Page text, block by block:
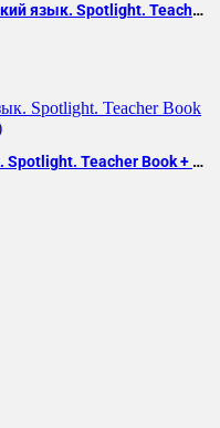
Н. Быкова, В. Эванс – Английский язык. Spotlight. Teacher + Flashcards. 3 класс (2 Части)
Н. Быкова – Английский язык. Spotlight. Teacher Book + Flashcards. 4 класс (2 Части)